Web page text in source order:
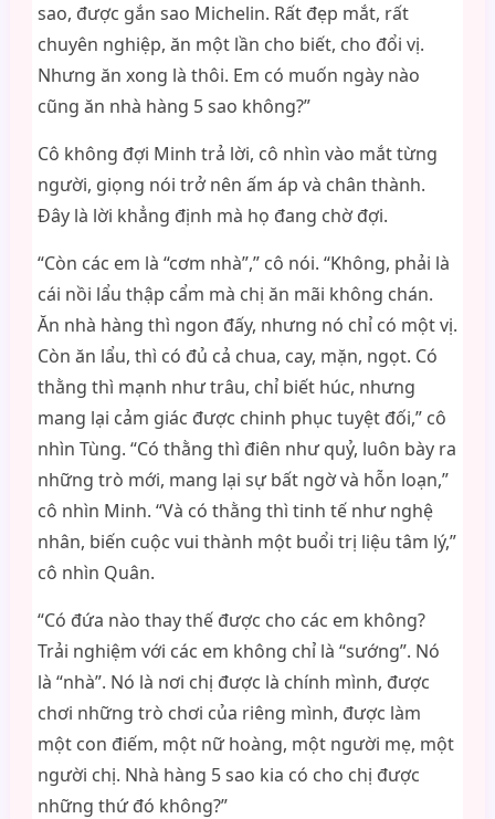
sao, được gắn sao Michelin. Rất đẹp mắt, rất
chuyên nghiệp, ăn một lần cho biết, cho đổi vị.
Nhưng ăn xong là thôi. Em có muốn ngày nào
cũng ăn nhà hàng 5 sao không?”
Cô không đợi Minh trả lời, cô nhìn vào mắt từng
người, giọng nói trở nên ấm áp và chân thành.
Đây là lời khẳng định mà họ đang chờ đợi.
“Còn các em là “cơm nhà”,” cô nói. “Không, phải là
cái nồi lẩu thập cẩm mà chị ăn mãi không chán.
Ăn nhà hàng thì ngon đấy, nhưng nó chỉ có một vị.
Còn ăn lẩu, thì có đủ cả chua, cay, mặn, ngọt. Có
thằng thì mạnh như trâu, chỉ biết húc, nhưng
mang lại cảm giác được chinh phục tuyệt đối,” cô
nhìn Tùng. “Có thằng thì điên như quỷ, luôn bày ra
những trò mới, mang lại sự bất ngờ và hỗn loạn,”
cô nhìn Minh. “Và có thằng thì tinh tế như nghệ
nhân, biến cuộc vui thành một buổi trị liệu tâm lý,”
cô nhìn Quân.
“Có đứa nào thay thế được cho các em không?
Trải nghiệm với các em không chỉ là “sướng”. Nó
là “nhà”. Nó là nơi chị được là chính mình, được
chơi những trò chơi của riêng mình, được làm
một con điếm, một nữ hoàng, một người mẹ, một
người chị. Nhà hàng 5 sao kia có cho chị được
những thứ đó không?”